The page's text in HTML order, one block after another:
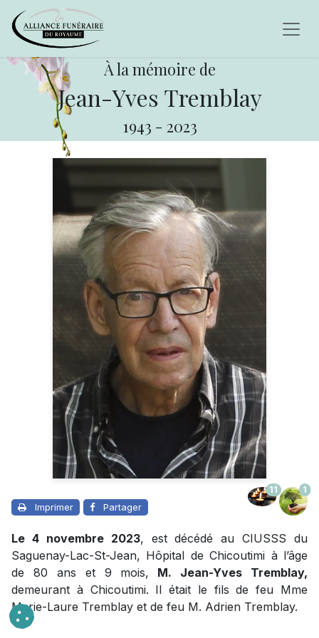
À la mémoire de
Jean-Yves Tremblay
1943 - 2023
Imprimer Partager
11 1
Le 4 novembre 2023, est décédé au CIUSSS du
Saguenay-Lac-St-Jean, Hôpital de Chicoutimi à l’âge
de 80 ans et 9 mois, M. Jean-Yves Tremblay,
demeurant à Chicoutimi. Il était le fils de feu Mme
Marie-Laure Tremblay et de feu M. Adrien Tremblay.